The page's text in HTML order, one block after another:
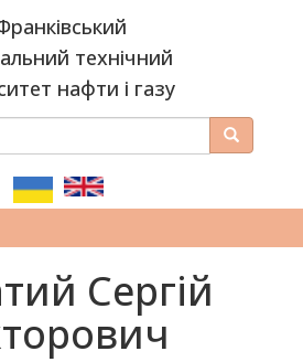
технічний
нафти і газу
Пошук
Сергій